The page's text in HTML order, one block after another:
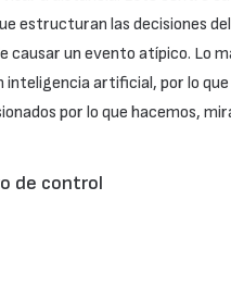
estructuran las decisiones
causar un evento atípico. Lo
artificial, por lo
por lo que hacemos,
de control